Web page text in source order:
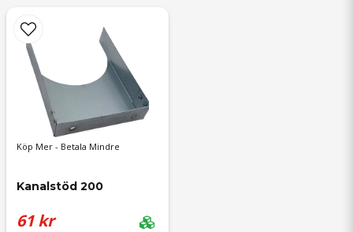
Köp Mer - Betala Mindre
Kanalstöd 200
61 kr